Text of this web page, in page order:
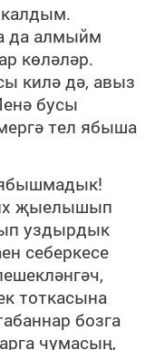
да алмыйм
көләләр.
килә дә, авыз
бусы
тел ябыша
җыелышып
уздырдык
себеркесе
тоткасына
бозга
чумасың,